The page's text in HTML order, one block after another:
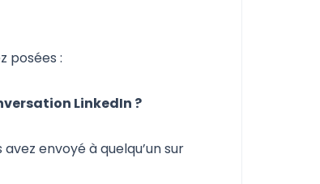
posées :
LinkedIn ?
envoyé à quelqu’un sur